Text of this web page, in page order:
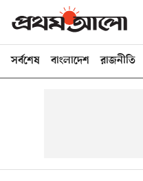
সর্বশেষ বাংলাদেশ রাজনীতি